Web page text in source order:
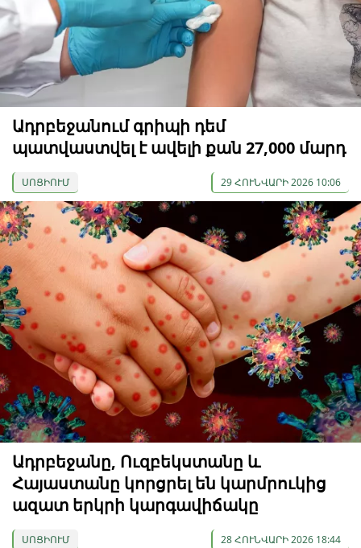
Ադրբեջանում գրիպի դեմ
պատվաստվել է ավելի քան 27,000 մարդ
ՍՈՑԻՈՒՄ 29 ՀՈՒՆՎԱՐԻ 2026 10:06
Ադրբեջանը, Ուզբեկստանը և
Հայաստանը կորցրել են կարմրուկից
ազատ երկրի կարգավիճակը
ՍՈՑԻՈՒՄ 28 ՀՈՒՆՎԱՐԻ 2026 18:44